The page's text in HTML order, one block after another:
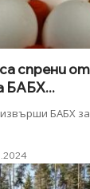
спрени
БАБХ...
БАБХ